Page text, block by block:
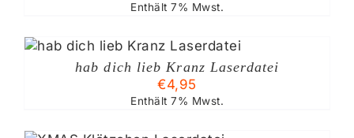
Enthält 7% Mwst.
hab dich lieb Kranz Laserdatei
€4,95
Enthält 7% Mwst.